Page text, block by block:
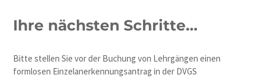
Ihre nächsten Schritte…
Bitte stellen Sie vor der Buchung von Lehrgängen einen
formlosen Einzelanerkennungsantrag in der DVGS